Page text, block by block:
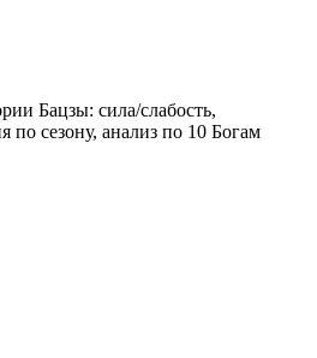
Бацзы: сила/слабость,
по сезону, анализ по 10 Богам